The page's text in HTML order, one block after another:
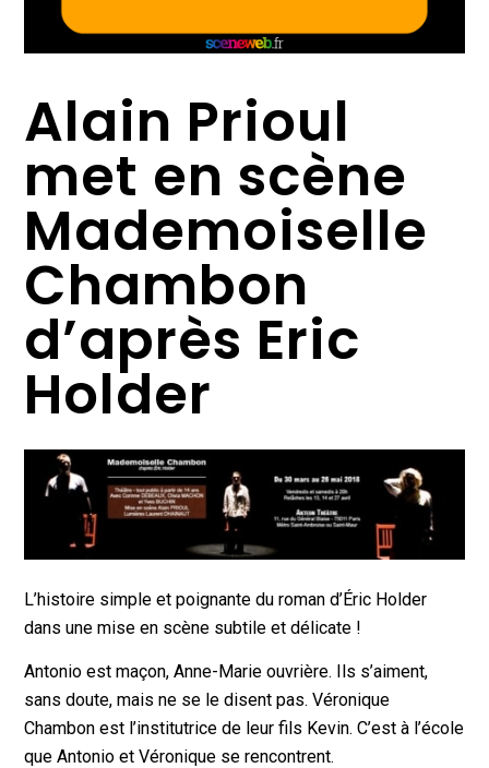
Alain Prioul
met en scène
Mademoiselle
Chambon
d’après Eric
Holder
L’histoire simple et poignante du roman d’Éric Holder
dans une mise en scène subtile et délicate !
Antonio est maçon, Anne-Marie ouvrière. Ils s’aiment,
sans doute, mais ne se le disent pas. Véronique
Chambon est l’institutrice de leur fils Kevin. C’est à l’école
que Antonio et Véronique se rencontrent.